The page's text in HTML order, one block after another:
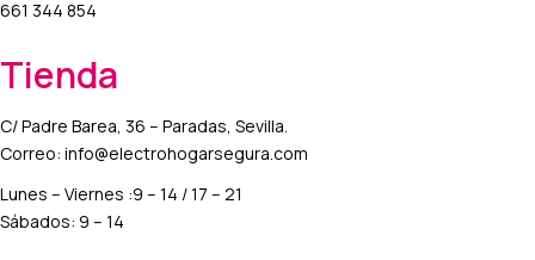
661 344 854
Tienda
C/ Padre Barea, 36 – Paradas, Sevilla.
Correo: info@electrohogarsegura.com
Lunes – Viernes :9 – 14 / 17 – 21
Sábados: 9 – 14